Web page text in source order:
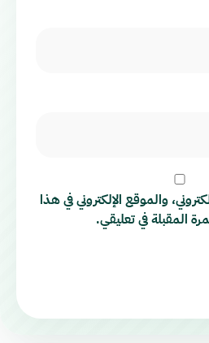
والموقع الإلكتروني في هذا
المقبلة في تعليقي.